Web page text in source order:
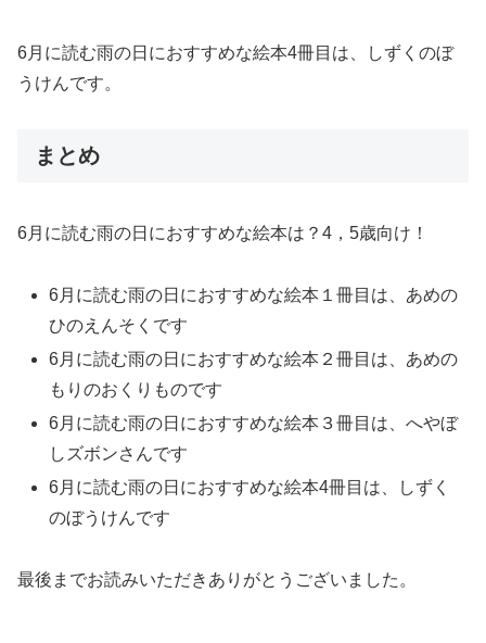
6月に読む雨の日におすすめな絵本4冊目は、しずくのぼ
うけんです。
まとめ
6月に読む雨の日におすすめな絵本は？4，5歳向け！
6月に読む雨の日におすすめな絵本１冊目は、あめの
ひのえんそくです
6月に読む雨の日におすすめな絵本２冊目は、あめの
もりのおくりものです
6月に読む雨の日におすすめな絵本３冊目は、へやぼ
しズボンさんです
6月に読む雨の日におすすめな絵本4冊目は、しずく
のぼうけんです
最後までお読みいただきありがとうございました。